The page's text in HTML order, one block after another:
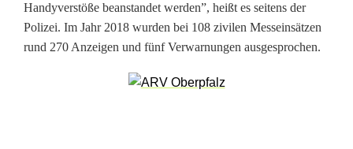
u
s
Handyverstöße beanstandet werden”, heißt es seitens der
Polizei. Im Jahr 2018 wurden bei 108 zivilen Messeinsätzen
rund 270 Anzeigen und fünf Verwarnungen ausgesprochen.